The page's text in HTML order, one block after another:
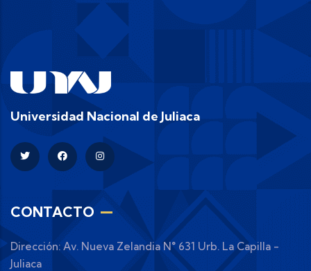
Universidad Nacional de Juliaca
CONTACTO
Dirección: Av. Nueva Zelandia N° 631 Urb. La Capilla -
Juliaca